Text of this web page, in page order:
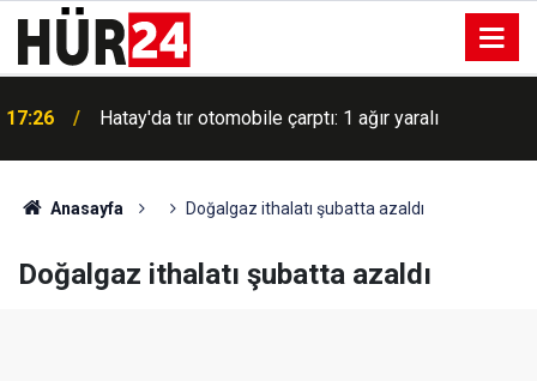
17:26 Hatay'da tır otomobile çarptı: 1 ağır yaralı
Anasayfa Doğalgaz ithalatı şubatta azaldı
Doğalgaz ithalatı şubatta azaldı